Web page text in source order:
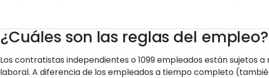
¿Cuáles son las reglas del empleo?
Los contratistas independientes o 1099 empleados están sujetos
laboral. A diferencia de los empleados a tiempo completo